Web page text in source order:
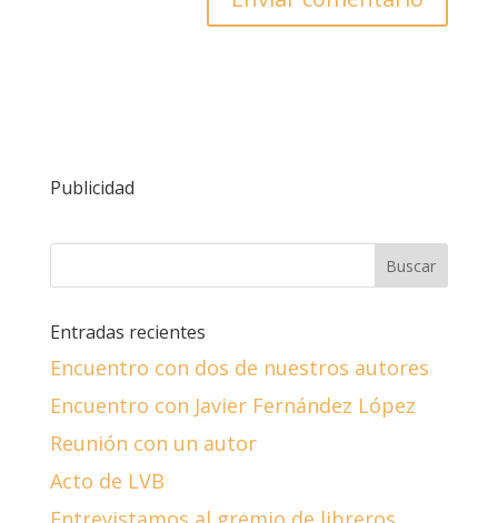
Publicidad
Entradas recientes
Encuentro con dos de nuestros autores
Encuentro con Javier Fernández López
Reunión con un autor
Acto de LVB